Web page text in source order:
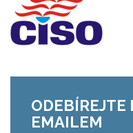
ODEBÍREJTE
EMAILEM